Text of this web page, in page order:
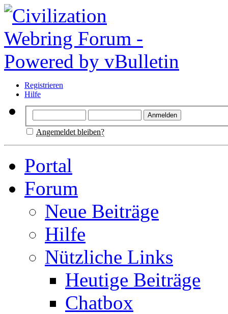
Registrieren
Hilfe
Angemeldet bleiben?
Portal
Forum
Neue Beiträge
Hilfe
Nützliche Links
Heutige Beiträge
Chatbox